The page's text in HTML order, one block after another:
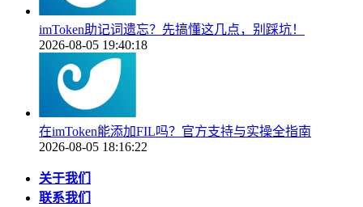
imToken助记词遗忘？先搞懂这几点，别踩坑！
2026-08-05 19:40:18
在imToken能添加FIL吗？官方支持与实操全指南
2026-08-05 18:16:22
关于我们
联系我们